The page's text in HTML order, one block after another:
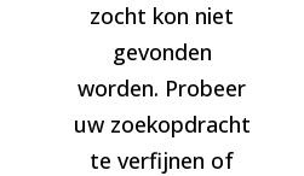
zocht kon niet
gevonden
worden. Probeer
uw zoekopdracht
te verfijnen of